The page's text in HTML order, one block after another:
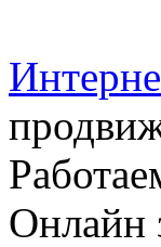
Онлайн